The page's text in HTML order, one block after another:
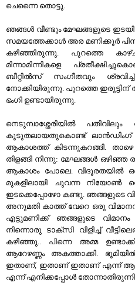
ചെന്നൈ തൊട്ടു.
ഞങ്ങള്‍ വീണ്ടും മേഘങ്ങളുടെ
സമയത്തേക്കാള്‍ അര മണിക്കൂര്‍
കഴിഞ്ഞിരുന്നു. പുറത്തെ
മിന്നാമിന്നികളെ
ബീറ്റില്‍സ് സംഗീതവും
നോക്കിയിരുന്നു. പുറത്തെ ഇരുട്ടിന്
ഭംഗി ഉണ്ടായിരുന്നു.
നെടുമ്പാശ്ശേരിയില്‍
കൂടുതലായതുകൊണ്ട് ലാന്‍ഡിംഗ്
ആകാശത്ത് കിടന്നുകറങ്ങി. താഴെ
തിളങ്ങി നിന്നു: മേഘങ്ങള്‍ ഒഴിഞ്ഞ
ആകാശം പോലെ. വിദൂരതയില്‍
മുകളിലായി ചുവന്ന നിയോണ്‍
ഇടക്കെപ്പോഴോ കണ്ടു. ഞങ്ങളുടെ
അനുമതി കാത്ത്‌ വേറെ ഒരു
എട്ടുമണിക്ക്‌ ഞങ്ങളുടെ
നിന്നൊരു ടാക്സി വിളിച്ച്
കഴിഞ്ഞു.. പിന്നെ അമ്മ
ആറേഴണ്ണം അകത്താക്കി.
ഇതാണ്, ഇതാണ് ഇതാണ് എന്ന് ആരോ
എന്ന് എനിക്കപ്പോള്‍